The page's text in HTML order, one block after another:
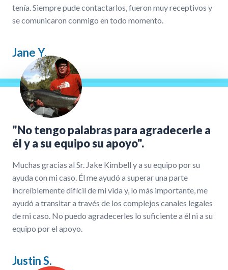
tenía. Siempre pude contactarlos, fueron muy receptivos y
se comunicaron conmigo en todo momento.
Jane Y.
"No tengo palabras para agradecerle a
él y a su equipo su apoyo".
Muchas gracias al Sr. Jake Kimbell y a su equipo por su
ayuda con mi caso. Él me ayudó a superar una parte
increíblemente difícil de mi vida y, lo más importante, me
ayudó a transitar a través de los complejos canales legales
de mi caso. No puedo agradecerles lo suficiente a él ni a su
equipo por el apoyo.
Justin S.